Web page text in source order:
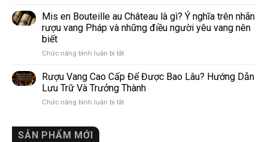
Thế
Nào?
So
Dễ
Hiểu
Người
và
Lalande
de
Điểm
khác
nhau
vì
Mis en Bouteille au Château là gì? Ý nghĩa trên nhãn
rượu vang Pháp và những điều người yêu vang nên
biết
Chức năng bình luận bị tắtở
en
Bouteille
au
Château
Rượu Vang Cao Cấp Để Được Bao Lâu? Hướng Dẫn
Lưu Trữ Và Trưởng Thành
Chức năng bình luận bị tắtở
SẢN PHẨM MỚI